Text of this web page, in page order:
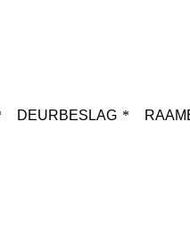
DEURBESLAG